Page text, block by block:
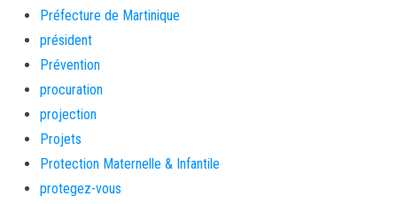
Préfecture de Martinique
président
Prévention
procuration
projection
Projets
Protection Maternelle & Infantile
protegez-vous